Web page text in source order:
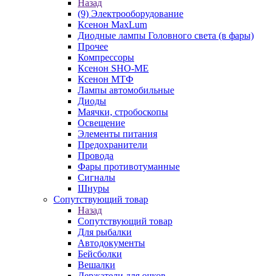
Назад
(9) Электрооборудование
Ксенон MaxLum
Диодные лампы Головного света (в фары)
Прочее
Компрессоры
Ксенон SHO-ME
Ксенон МТФ
Лампы автомобильные
Диоды
Маячки, стробоскопы
Освещение
Элементы питания
Предохранители
Провода
Фары противотуманные
Сигналы
Шнуры
Сопутствующий товар
Назад
Сопутствующий товар
Для рыбалки
Автодокументы
Бейсболки
Вешалки